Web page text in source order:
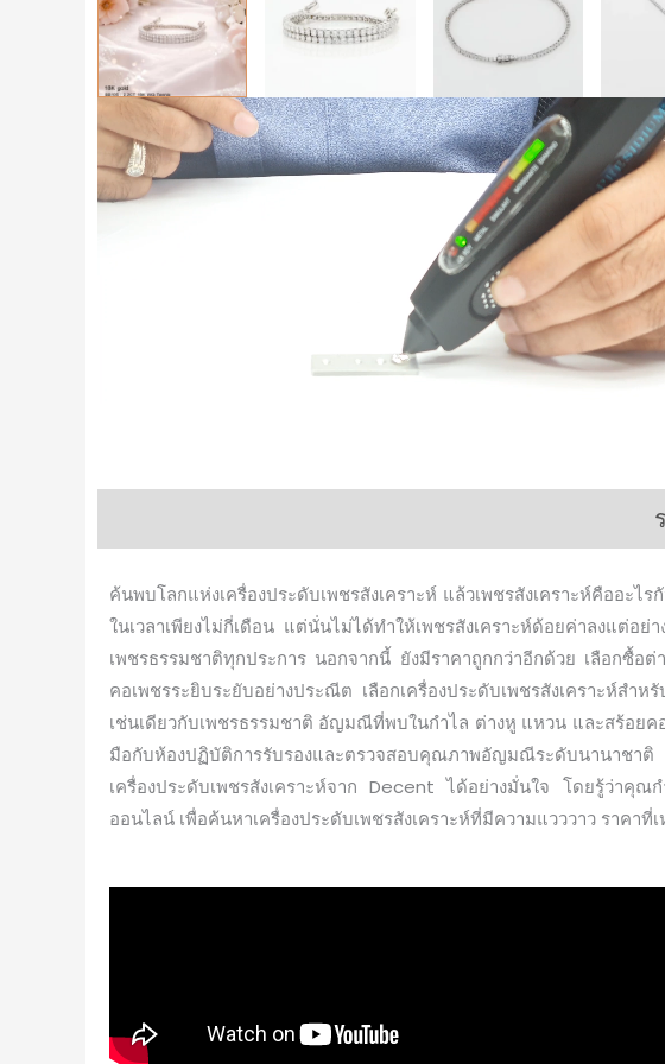
ค้นพบโลกแห่งเครื่องประดับเพชรสังเคราะห์ แล้วเพชรสังเคราะห์คืออะ
ในเวลาเพียงไม่กี่เดือน แต่นั่นไม่ได้ทำให้เพชรสังเคราะห์ด้อยค่าลงแต่
เพชรธรรมชาติทุกประการ นอกจากนี้ ยังมีราคาถูกกว่าอีกด้วย เลือกซื้อ
คอเพชรระยิบระยับอย่างประณีต เลือกเครื่องประดับเพชรสังเคราะห์สำ
เช่นเดียวกับเพชรธรรมชาติ อัญมณีที่พบในกำไล ต่างหู แหวน และสร้อย
มือกับห้องปฏิบัติการรับรองและตรวจสอบคุณภาพอัญมณีระดับนานาชา
เครื่องประดับเพชรสังเคราะห์จาก Decent ได้อย่างมั่นใจ โดยรู้ว่าคุ
ออนไลน์ เพื่อค้นหาเครื่องประดับเพชรสังเคราะห์ที่มีความแวววาว ราคา